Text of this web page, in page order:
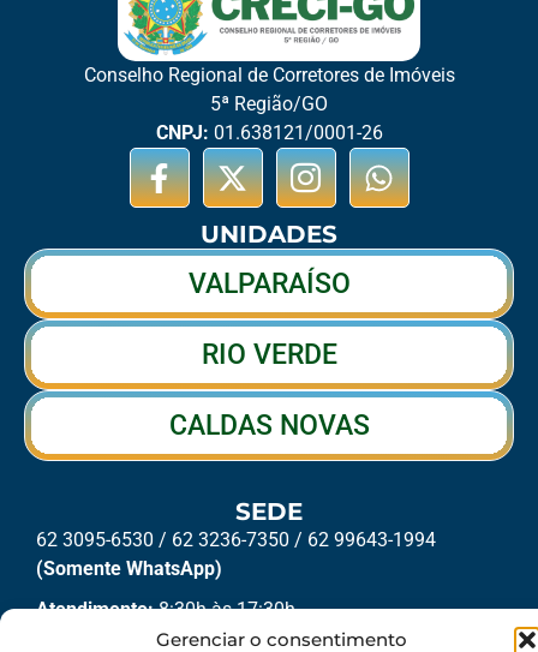
Gerenciar o consentimento
Conselho Regional de Corretores de Imóveis
5ª Região/GO
CNPJ: 01.638121/0001-26
UNIDADES
VALPARAÍSO
RIO VERDE
CALDAS NOVAS
SEDE
62 3095-6530 / 62 3236-7350 / 62 99643-1994
(Somente WhatsApp)
Atendimento:8:30h às 17:30h